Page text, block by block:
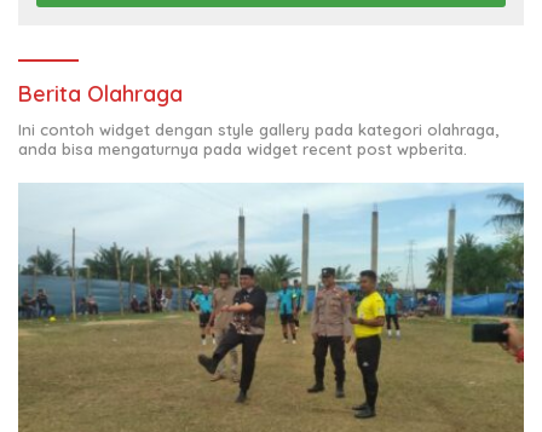
Berita Olahraga
Ini contoh widget dengan style gallery pada kategori olahraga,
anda bisa mengaturnya pada widget recent post wpberita.